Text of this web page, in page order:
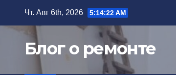
содержимому
Чт. Авг 6th, 2026 5:14:23 AM
Блог о ремонте